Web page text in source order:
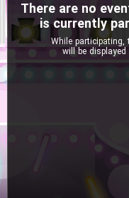
There are no
is currently
While
will be